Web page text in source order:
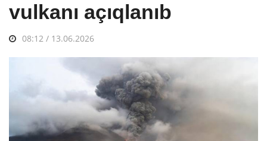
vulkanı açıqlanıb
08:12 / 13.06.2026